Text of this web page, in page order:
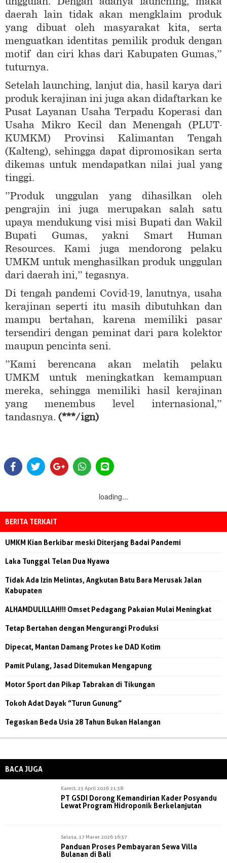
daerah lain tidak akan mengklaim produk
yang dibuat oleh masyarakat kita, serta
menguatkan identitas pemilik produk dengan
motif dan ciri khas dari Kabupaten Gumas,”
tuturnya.
Setelah launching, lanjut dia, hasil karya dari
produk kerajinan ini juga akan didaftarkan ke
Pusat Layanan Usaha Terpadu Koperasi dan
Usaha Mikro Kecil dan Menengah (PLUT-
KUMKM) Provinsi Kalimantan Tengah
(Kalteng), sehingga dapat dipromosikan serta
dikemas untuk mendapatkan nilai jual yang
tinggi.
”Produk unggulan yang dihasilkan oleh
pengrajin ini juga merupakan salah satu
upaya mendukung visi misi Bupati dan Wakil
Bupati Gumas, yakni Smart Human
Resources. Kami juga mendorong pelaku
UMKM untuk menghasilkan produk unggulan
dari daerah ini,” tegasnya.
Di tengah pandemi Covid-19, lanutnya, usaha
kerajinan seperti itu masih dibutuhkan dan
mampu bertahan, karena memiliki pasar
tersendiri dengan peminat dari para kolektor
maupun pencinta seni.
”Kami berencana akan melatih pelaku
UMKM untuk meningkatkan kemampuan
mereka, sehingga memiliki hasil kerajinan
yang menembus level internasional,”
tandasnya. (***/ign)
loading...
BERITA TERKAIT
UMKM Kian Berkibar meski Diterjang Badai Pandemi
Laka Tunggal Telan Dua Nyawa
Tidak Ada Izin Melintas, Angkutan Batu Bara Merusak Jalan
Kabupaten
ALHAMDULILLAH!!! Omset Pedagang Pakaian Mulai Meningkat
Tetap Bertahan dengan Mengurangi Produksi
Dipecat, Mantan Damang Protes ke DAD Kotim
Pamit Pulang, Jasad Ditemukan Mengapung
Motor Sport dan Pikap Tabrakan di Tikungan
Tokoh Adat Dayak ”Turun Gunung”
Tegaskan Beda Usia 28 Tahun Bukan Halangan
BACA JUGA
Kamis, 23 April 2026 21:38
PT GSDI Dorong Kemandirian Kader Posyandu
Lewat Program Hidroponik Berkelanjutan
Selasa, 17 Maret 2026 16:37
Panduan Proses Pembayaran Sewa Villa
Bulanan di Bali